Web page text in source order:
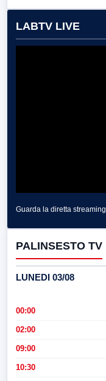
LABTV LIVE
Guarda la diretta streaming
PALINSESTO TV
LUNEDI 03/08
00:00
02:00
09:00
10:30